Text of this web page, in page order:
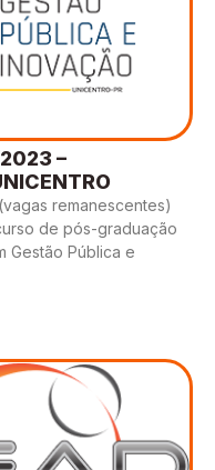
–
remanescentes)
de pós-graduação
Gestão Pública e